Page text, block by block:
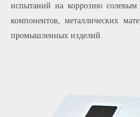
испытаний на коррозию солевым
компонентов, металлических
промышленных изделий.